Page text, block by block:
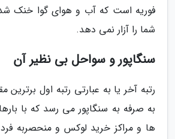
فوریه است که آب و هوای گوا خنک
شما را آزار نمی دهد.
سنگاپور و سواحل بی نظیر آن
رتبه آخر یا به عبارتی رتبه اول
به صرفه به سنگاپور می رسد که با
ها و مراکز خرید لوکس و منحصربه